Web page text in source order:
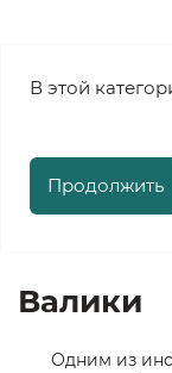
В этой
Продолжить
Валики
Одним из